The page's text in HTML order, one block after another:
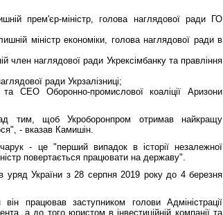
прем'єр-міністр, голова наглядової ради ГО
міністр економіки, голова наглядової ради в
член наглядової ради Укрексімбанку та правління
ради Укрзалізниці;
СЕО Оборонно-промислової коаліції Аризони
тим, щоб Укроборонпром отримав найкращу
- вказав Камишін.
- це "перший випадок в історії незалежної
повертається працювати на державу".
уряд України з 28 серпня 2019 року до 4 березня
працював заступником голови Адміністрації
а до того юристом в інвестиційній компанії та